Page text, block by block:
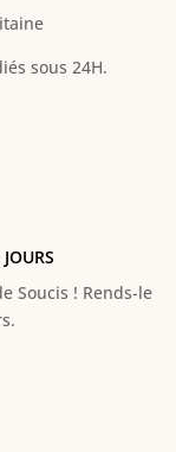
sous 24H.
Soucis ! Rends-le